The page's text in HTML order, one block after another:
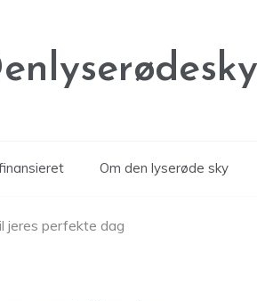
Om den lyserøde sky
jeres perfekte dag